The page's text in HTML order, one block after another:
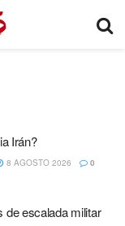
Irán?
8 AGOSTO 2026 0
de escalada militar